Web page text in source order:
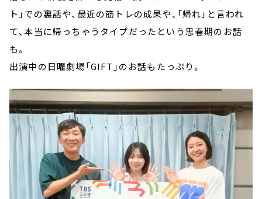
ト」での裏話や、最近の筋トレの成果や、「帰れ」と言われ
て、本当に帰っちゃうタイプだったという思春期のお話
も。
出演中の日曜劇場「GIFT」のお話もたっぷり。